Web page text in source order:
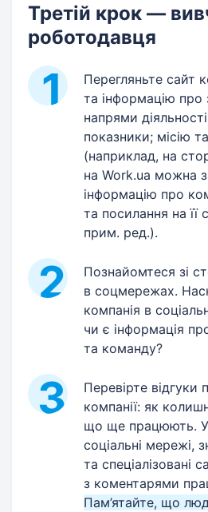
Третій крок —
роботодавця
Перегляньте сайт
та інформацію про
напрями
показники; місію
(наприклад, на
на Work.ua можна
інформацію про
та посилання на
прим. ред.).
Познайомтеся зі
в соцмережах.
компанія в
чи є інформація
та команду?
Перевірте відгуки
компанії: як
що ще працюють. У
соціальні мережі,
та спеціалізовані
з коментарями
Пам’ятайте, що